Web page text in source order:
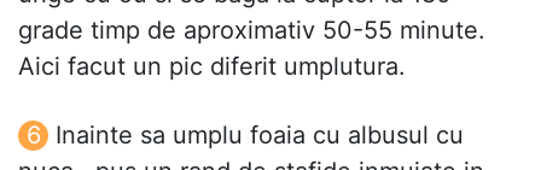
grade timp de aproximativ 50-55 minute.
Aici facut un pic diferit umplutura.
Inainte sa umplu foaia cu albusul cu